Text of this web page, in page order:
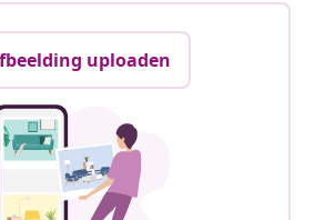
uploaden